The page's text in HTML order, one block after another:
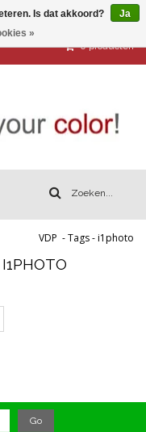
0 producten
VDP -Tags-i1photo
Is dat akkoord?
Ja
»